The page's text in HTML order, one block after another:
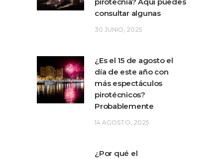
consultar algunas
30 JUNIO, 2025
¿Es el 15 de agosto el
día de este año con
más espectáculos
pirotécnicos?
Probablemente
14 AGOSTO, 2025
¿Por qué el